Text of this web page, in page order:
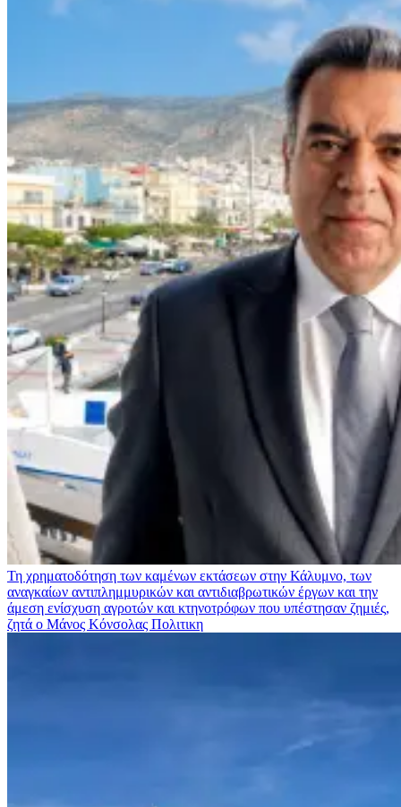
Τη χρηματοδότηση των καμένων εκτάσεων στην Κάλυμνο, των
αναγκαίων αντιπλημμυρικών και αντιδιαβρωτικών έργων και την
άμεση ενίσχυση αγροτών και κτηνοτρόφων που υπέστησαν ζημιές,
ζητά ο Μάνος Κόνσολας Πολιτικη